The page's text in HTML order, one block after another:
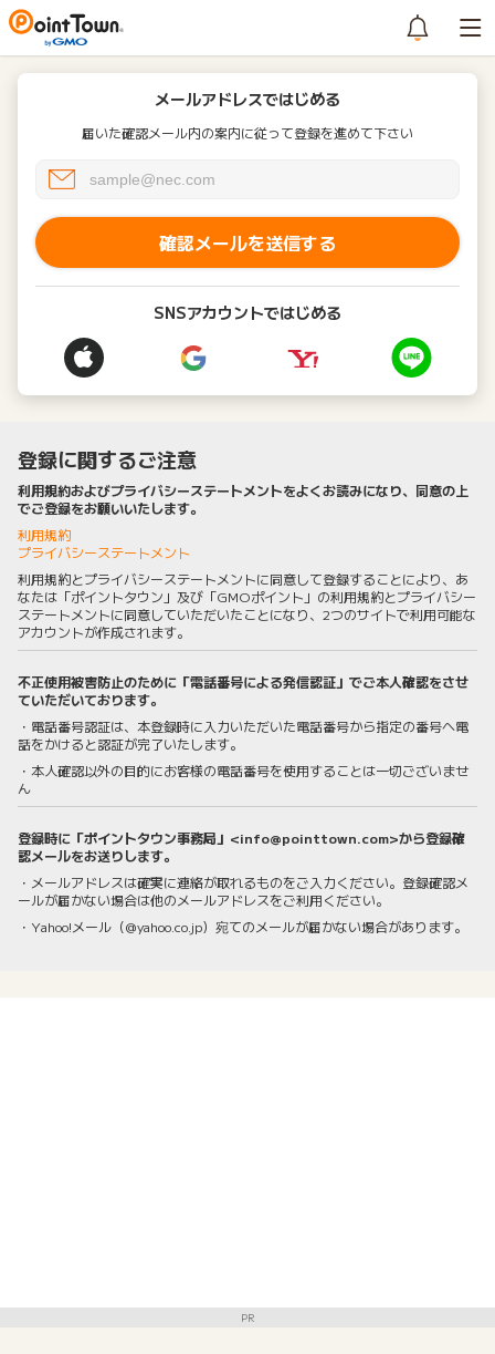
メールアドレスではじめる
届いた確認メール内の案内に従って登録を進めて下さい
確認メールを送信する
SNSアカウントではじめる
登録に関するご注意
利用規約およびプライバシーステートメントをよくお読みになり、同意の上
でご登録をお願いいたします。
利用規約
プライバシーステートメント
利用規約とプライバシーステートメントに同意して登録することにより、あ
なたは「ポイントタウン」及び「GMOポイント」の利用規約とプライバシー
ステートメントに同意していただいたことになり、2つのサイトで利用可能な
アカウントが作成されます。
不正使用被害防止のために「電話番号による発信認証」でご本人確認をさせ
ていただいております。
・電話番号認証は、本登録時に入力いただいた電話番号から指定の番号へ電
話をかけると認証が完了いたします。
・本人確認以外の目的にお客様の電話番号を使用することは一切ございませ
ん
登録時に「ポイントタウン事務局」<info@pointtown.com>から登録確
認メールをお送りします。
・メールアドレスは確実に連絡が取れるものをご入力ください。登録確認メ
ールが届かない場合は他のメールアドレスをご利用ください。
・Yahoo!メール（@yahoo.co.jp）宛てのメールが届かない場合があります。
PR